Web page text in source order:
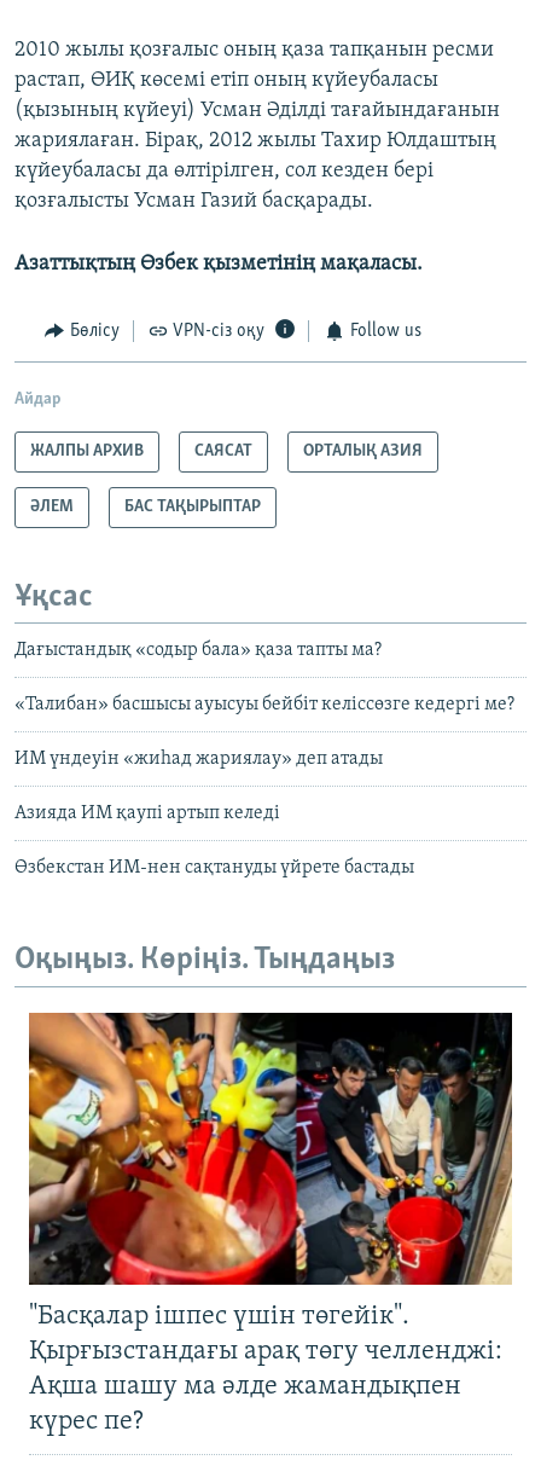
2010 жылы қозғалыс оның қаза тапқанын ресми
растап, ӨИҚ көсемі етіп оның күйеубаласы
(қызының күйеуі) Усман Әділді тағайындағанын
жариялаған. Бірақ, 2012 жылы Тахир Юлдаштың
күйеубаласы да өлтірілген, сол кезден бері
қозғалысты Усман Газий басқарады.
Азаттықтың Өзбек қызметінің мақаласы.
Бөлісу VPN-сіз оқу Follow us
Айдар
ЖАЛПЫ АРХИВ САЯСАТ ОРТАЛЫҚ АЗИЯ
ӘЛЕМ БАС ТАҚЫРЫПТАР
Ұқсас
Дағыстандық «содыр бала» қаза тапты ма?
«Талибан» басшысы ауысуы бейбіт келіссөзге кедергі ме?
ИМ үндеуін «жиһад жариялау» деп атады
Азияда ИМ қаупі артып келеді
Өзбекстан ИМ-нен сақтануды үйрете бастады
Оқыңыз. Көріңіз. Тыңдаңыз
"Басқалар ішпес үшін төгейік".
Қырғызстандағы арақ төгу челленджі:
Ақша шашу ма әлде жамандықпен
күрес пе?